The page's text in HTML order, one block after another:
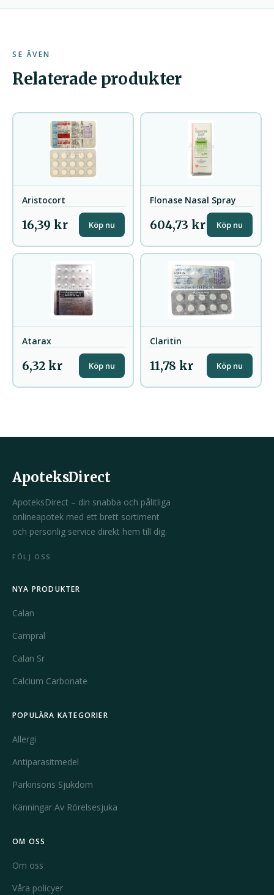
SE ÄVEN
Relaterade produkter
Aristocort
16,39 kr Köp nu
Flonase Nasal Spray
604,73 kr Köp nu
Atarax
6,32 kr Köp nu
Claritin
11,78 kr Köp nu
ApoteksDirect
ApoteksDirect – din snabba och pålitliga
onlineapotek med ett brett sortiment
och personlig service direkt hem till dig.
FÖLJ OSS
NYA PRODUKTER
Calan
Campral
Calan Sr
Calcium Carbonate
POPULÄRA KATEGORIER
Allergi
Antiparasitmedel
Parkinsons Sjukdom
Känningar Av Rörelsesjuka
OM OSS
Om oss
Våra policyer